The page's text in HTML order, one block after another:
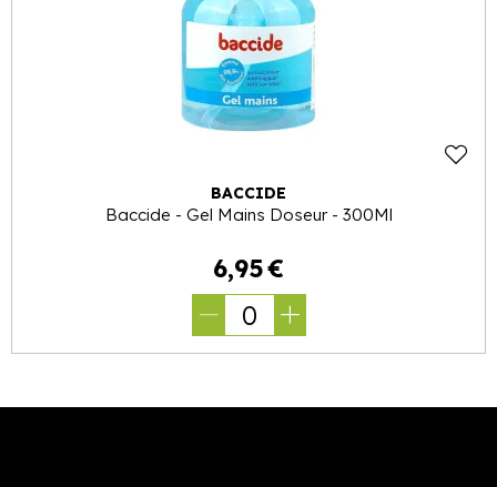
BACCIDE
Baccide - Gel Mains Doseur - 300Ml
6,95€
0